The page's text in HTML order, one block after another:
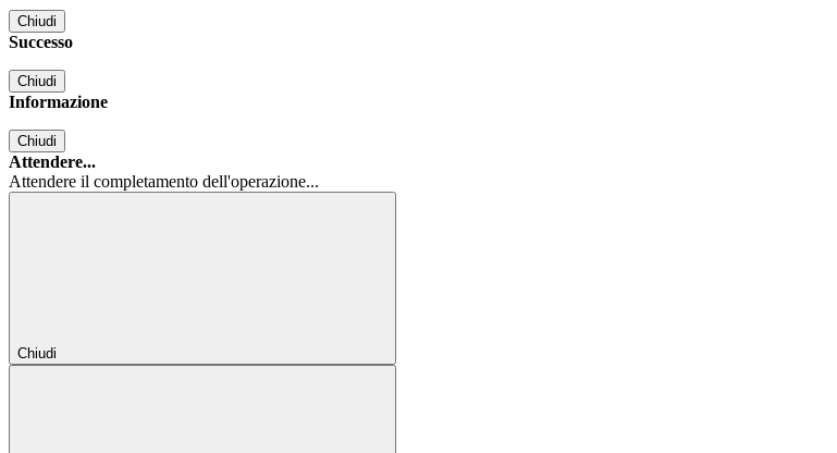
Chiudi
Successo
Chiudi
Informazione
Chiudi
Attendere...
Attendere il completamento dell'operazione...
Chiudi